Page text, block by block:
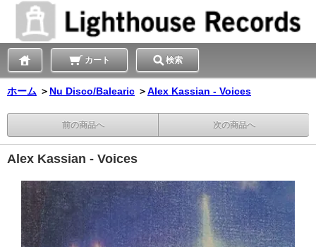
カート 検索
ホーム ＞ Nu Disco/Balearic ＞Alex Kassian - Voices
前の商品へ 次の商品へ
Alex Kassian - Voices